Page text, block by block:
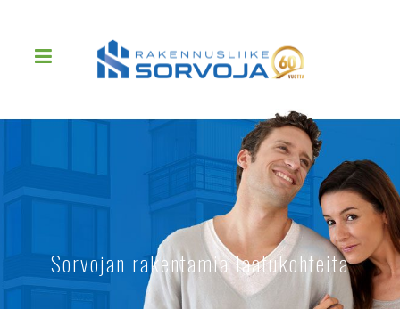
Sorvojan rakentamia laatukohteita